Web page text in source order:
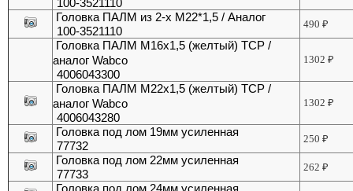
100-3521110
Головка ПАЛМ из 2-х М22*1,5 / Аналог
100-3521110
490₽
Головка ПАЛМ М16х1,5 (желтый) ТСР /
аналог Wabco
4006043300
1302₽
Головка ПАЛМ М22х1,5 (желтый) ТСР /
аналог Wabco
4006043280
1302₽
Головка под лом 19мм усиленная
77732
250₽
Головка под лом 22мм усиленная
77733
262₽